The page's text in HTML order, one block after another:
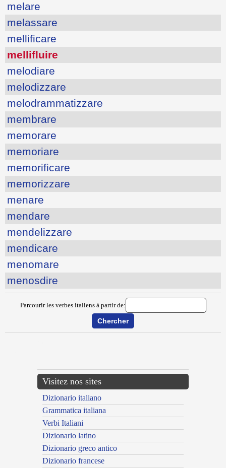
melare
melassare
mellificare
mellifluire
melodiare
melodizzare
melodrammatizzare
membrare
memorare
memoriare
memorificare
memorizzare
menare
mendare
mendelizzare
mendicare
menomare
menosdire
Parcourir les verbes italiens à partir de:
Visitez nos sites
Dizionario italiano
Grammatica italiana
Verbi Italiani
Dizionario latino
Dizionario greco antico
Dizionario francese